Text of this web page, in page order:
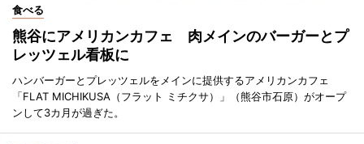
食べる
熊谷にアメリカンカフェ 肉メインのバーガーとプ
レッツェル看板に
ハンバーガーとプレッツェルをメインに提供するアメリカンカフェ
「FLAT MICHIKUSA（フラット ミチクサ）」（熊谷市石原）がオープ
ンして3カ月が過ぎた。